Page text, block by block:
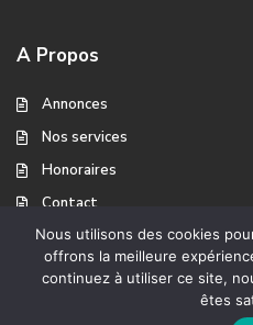
A Propos
Annonces
Nos services
Honoraires
Contact
Copyright Ventes Immobilier
Nous utilisons des cookies
offrons la meilleure
continuez à utiliser ce site,
êtes